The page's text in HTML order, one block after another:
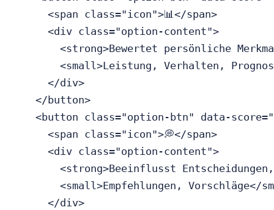
      <span class="icon">📊</span>
      <div class="option-content">
<strong>Bewertet persönliche
<small>Leistung, Verhalten,
      </div>
    </button>
<button class="option-btn" data-
      <span class="icon">💭</span>
      <div class="option-content">
<strong>Beeinflusst
<small>Empfehlungen, Vorschläge</
      </div>